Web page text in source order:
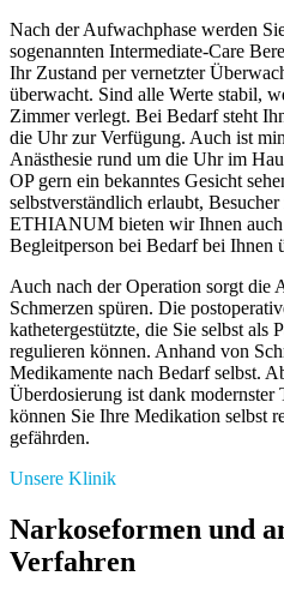
Nach der Aufwachphase werden
sogenannten Intermediate-Care
Ihr Zustand per vernetzter
überwacht. Sind alle Werte stabil,
Zimmer verlegt. Bei Bedarf steht
die Uhr zur Verfügung. Auch ist
Anästhesie rund um die Uhr im
OP gern ein bekanntes Gesicht
selbstverständlich erlaubt,
ETHIANUM bieten wir Ihnen auch
Begleitperson bei Bedarf bei Ihnen
Auch nach der Operation sorgt die
Schmerzen spüren. Die
kathetergestützte, die Sie selbst als
regulieren können. Anhand von
Medikamente nach Bedarf selbst.
Überdosierung ist dank
können Sie Ihre Medikation selbst
gefährden.
Unsere Klinik
Narkoseformen und
Verfahren